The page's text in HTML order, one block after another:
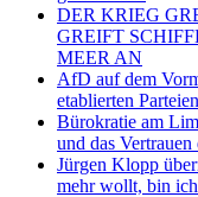
DER KRIEG
GREIFT
MEER AN
AfD auf dem
etablierten
Bürokratie am
und das
Jürgen Klopp
mehr wollt, bin